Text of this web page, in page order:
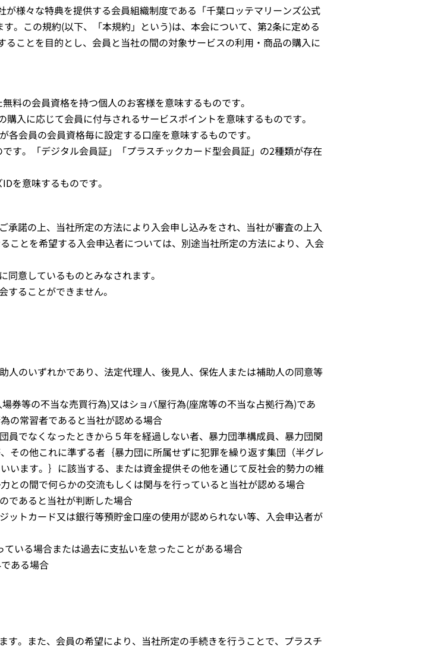
様々な特典を提供する会員組織制度である「千葉ロッテマリーンズ公式
。この規約(以下、「本規約」という)は、本会について、第2条に定める
ことを目的とし、会員と当社の間の対象サービスの利用・商品の購入に
料の会員資格を持つ個人のお客様を意味するものです。
入に応じて会員に付与されるサービスポイントを意味するものです。
各会員の会員資格毎に設定する口座を意味するものです。
す。「デジタル会員証」「プラスチックカード型会員証」の2種類が存在
を意味するものです。
諾の上、当社所定の方法により入会申し込みをされ、当社が審査の上入
ことを希望する入会申込者については、別途当社所定の方法により、入会
意しているものとみなされます。
ることができません。
のいずれかであり、法定代理人、後見人、保佐人または補助人の同意等
券等の不当な売買行為)又はショバ屋行為(座席等の不当な占拠行為)であ
の常習者であると当社が認める場合
でなくなったときから５年を経過しない者、暴力団準構成員、暴力団関
その他これに準ずる者｛暴力団に所属せずに犯罪を繰り返す集団（半グレ
います。｝に該当する、または資金提供その他を通じて反社会的勢力の維
との間で何らかの交流もしくは関与を行っていると当社が認める場合
であると当社が判断した場合
トカード又は銀行等預貯金口座の使用が認められない等、入会申込者が
いる場合または過去に支払いを怠ったことがある場合
ある場合
。また、会員の希望により、当社所定の手続きを行うことで、プラスチ